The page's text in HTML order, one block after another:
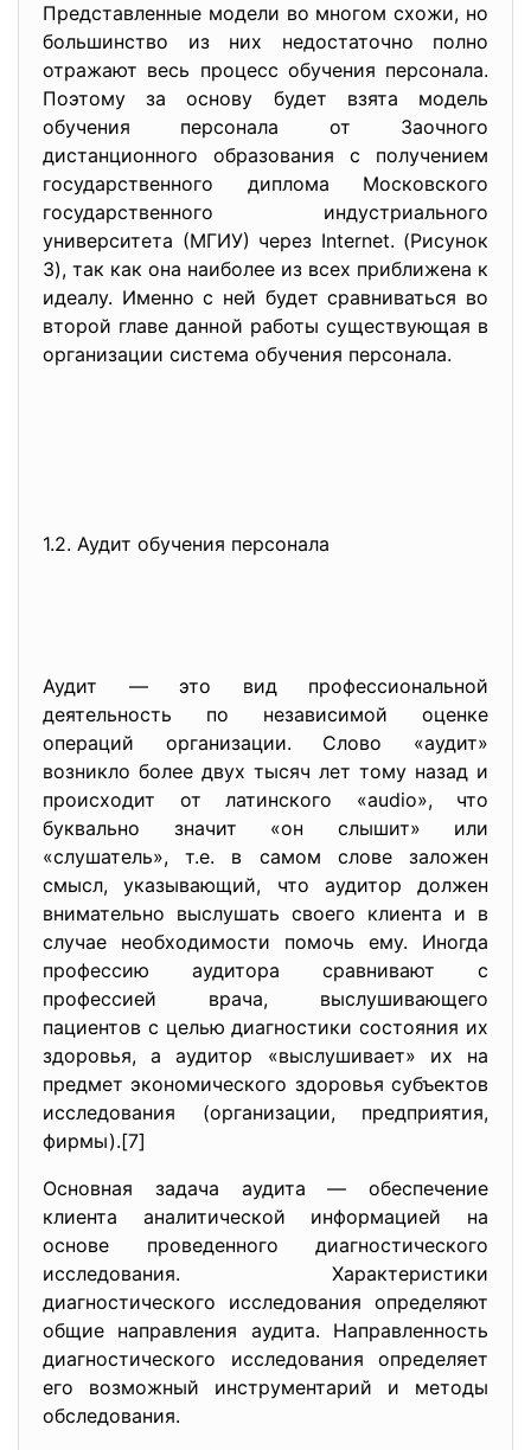
Представленные модели во многом схожи, но
большинство из них недостаточно полно
отражают весь процесс обучения персонала.
Поэтому за основу будет взята модель
обучения персонала от Заочного
дистанционного образования с получением
государственного диплома Московского
государственного индустриального
университета (МГИУ) через Internet. (Рисунок
3), так как она наиболее из всех приближена к
идеалу. Именно с ней будет сравниваться во
второй главе данной работы существующая в
организации система обучения персонала.
1.2. Аудит обучения персонала
Аудит — это вид профессиональной
деятельность по независимой оценке
операций организации. Слово «аудит»
возникло более двух тысяч лет тому назад и
происходит от латинского «audio», что
буквально значит «он слышит» или
«слушатель», т.е. в самом слове заложен
смысл, указывающий, что аудитор должен
внимательно выслушать своего клиента и в
случае необходимости помочь ему. Иногда
профессию аудитора сравнивают с
профессией врача, выслушивающего
пациентов с целью диагностики состояния их
здоровья, а аудитор «выслушивает» их на
предмет экономического здоровья субъектов
исследования (организации, предприятия,
фирмы).[7]
Основная задача аудита — обеспечение
клиента аналитической информацией на
основе проведенного диагностического
исследования. Характеристики
диагностического исследования определяют
общие направления аудита. Направленность
диагностического исследования определяет
его возможный инструментарий и методы
обследования.